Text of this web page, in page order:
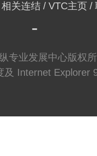
相关连结 VTC主页
专业发展中心版权
及 Internet Explorer